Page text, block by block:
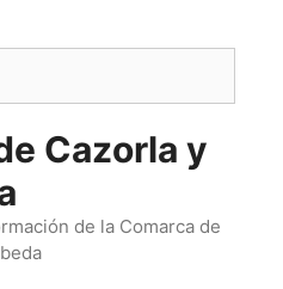
Cazorla y
de la Comarca de